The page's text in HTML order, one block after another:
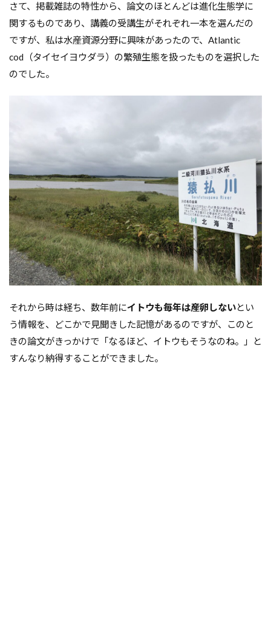
さて、掲載雑誌の特性から、論文のほとんどは進化生態学に
関するものであり、講義の受講生がそれぞれ一本を選んだの
ですが、私は水産資源分野に興味があったので、Atlantic
cod（タイセイヨウダラ）の繁殖生態を扱ったものを選択した
のでした。
それから時は経ち、数年前にイトウも毎年は産卵しないとい
う情報を、どこかで見聞きした記憶があるのですが、このと
きの論文がきっかけで「なるほど、イトウもそうなのね。」と
すんなり納得することができました。